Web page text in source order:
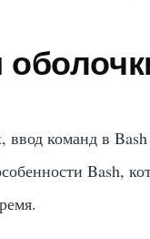
команд в
Bash,